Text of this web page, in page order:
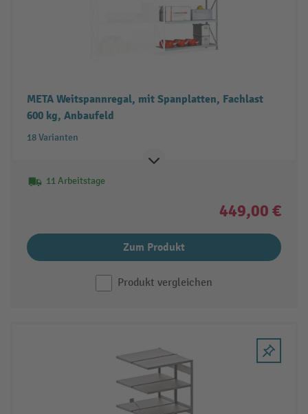
META Weitspannregal, mit Spanplatten, Fachlast
600 kg, Anbaufeld
18 Varianten
11 Arbeitstage
449,00 €
Zum Produkt
Produkt vergleichen